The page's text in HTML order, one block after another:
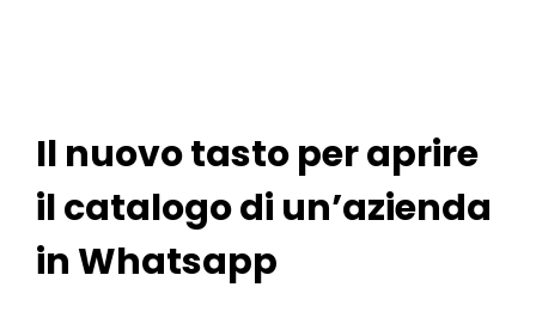
Il nuovo tasto per aprire
il catalogo di un’azienda
in Whatsapp